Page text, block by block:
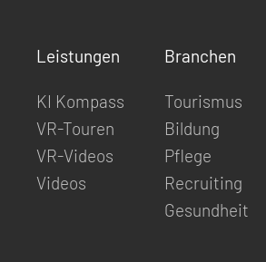
Leistungen
KI Kompass
VR-Touren
VR-Videos
Videos
Branchen
Tourismus
Bildung
Pflege
Recruiting
Gesundheit